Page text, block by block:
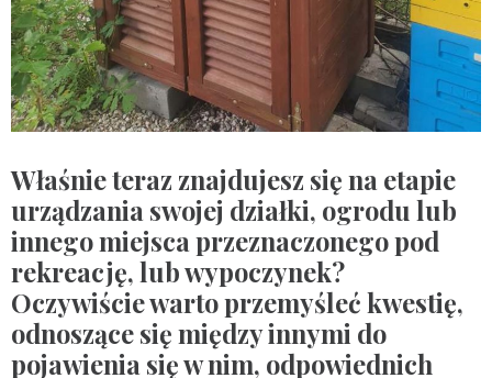
Właśnie teraz znajdujesz się na etapie
urządzania swojej działki, ogrodu lub
innego miejsca przeznaczonego pod
rekreację, lub wypoczynek?
Oczywiście warto przemyśleć kwestię,
odnoszące się między innymi do
pojawienia się w nim, odpowiednich